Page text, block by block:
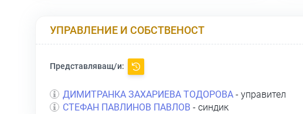
УПРАВЛЕНИЕ И СОБСТВЕНОСТ
Представляващ/и:
ДИМИТРАНКА ЗАХАРИЕВА ТОДОРОВА - управител
СТЕФАН ПАВЛИНОВ ПАВЛОВ - синдик